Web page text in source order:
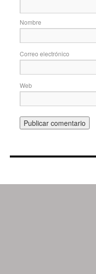
Nombre
Correo electrónico
Web